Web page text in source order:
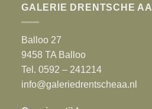
GALERIE DRENTSCHE AA
Balloo 27
9458 TA Balloo
Tel. 0592 – 241214
info@galeriedrentscheaa.nl